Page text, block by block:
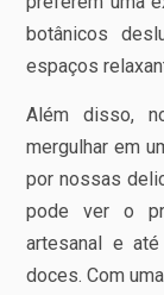
botânicos
espaços
Além disso,
mergulhar em
por nossas
pode ver o
artesanal e
doces. Com